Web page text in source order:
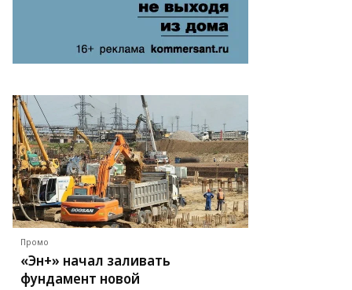
Промо
«Эн+» начал заливать
фундамент новой